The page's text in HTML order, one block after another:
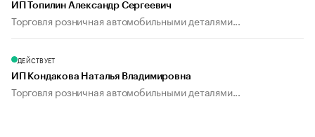
ИП Топилин Александр Сергеевич
Торговля розничная автомобильными деталями...
ДЕЙСТВУЕТ
ИП Кондакова Наталья Владимировна
Торговля розничная автомобильными деталями...